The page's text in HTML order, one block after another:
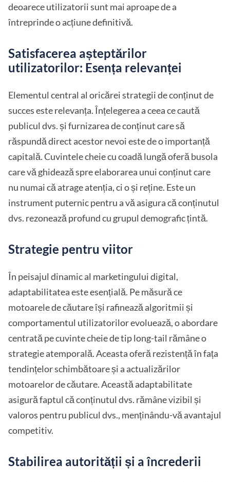
deoarece utilizatorii sunt mai aproape de a
întreprinde o acțiune definitivă.
Satisfacerea așteptărilor
utilizatorilor: Esența relevanței
Elementul central al oricărei strategii de conținut de
succes este relevanța. Înțelegerea a ceea ce caută
publicul dvs. și furnizarea de conținut care să
răspundă direct acestor nevoi este de o importanță
capitală. Cuvintele cheie cu coadă lungă oferă busola
care vă ghidează spre elaborarea unui conținut care
nu numai că atrage atenția, ci o și reține. Este un
instrument puternic pentru a vă asigura că conținutul
dvs. rezonează profund cu grupul demografic țintă.
Strategie pentru viitor
În peisajul dinamic al marketingului digital,
adaptabilitatea este esențială. Pe măsură ce
motoarele de căutare își rafinează algoritmii și
comportamentul utilizatorilor evoluează, o abordare
centrată pe cuvinte cheie de tip long-tail rămâne o
strategie atemporală. Aceasta oferă rezistență în fața
tendințelor schimbătoare și a actualizărilor
motoarelor de căutare. Această adaptabilitate
asigură faptul că conținutul dvs. rămâne vizibil și
valoros pentru publicul dvs., menținându-vă avantajul
competitiv.
Stabilirea autorității și a încrederii